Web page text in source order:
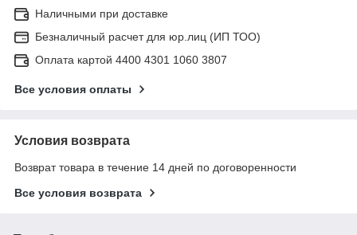
Наличными при доставке
Безналичный расчет для юр.лиц (ИП ТОО)
Оплата картой 4400 4301 1060 3807
Все условия оплаты
Условия возврата
Возврат товара в течение 14 дней по договоренности
Все условия возврата